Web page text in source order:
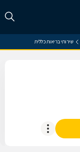
שירותי בריאות כללית